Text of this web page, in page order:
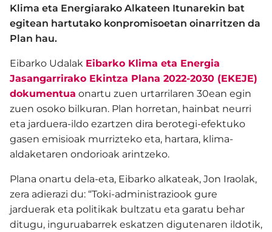
Klima eta Energiarako Alkateen Itunarekin bat
egitean hartutako konpromisoetan oinarritzen da
Plan hau.
Eibarko Udalak Eibarko Klima eta Energia
Jasangarrirako Ekintza Plana 2022-2030 (EKEJE)
dokumentua onartu zuen urtarrilaren 30ean egin
zuen osoko bilkuran. Plan horretan, hainbat neurri
eta jarduera-ildo ezartzen dira berotegi-efektuko
gasen emisioak murrizteko eta, hartara, klima-
aldaketaren ondorioak arintzeko.
Plana onartu dela-eta, Eibarko alkateak, Jon Iraolak,
zera adierazi du: “Toki-administraziook gure
jarduerak eta politikak bultzatu eta garatu behar
ditugu, inguruabarrek eskatzen digutenaren ildotik,